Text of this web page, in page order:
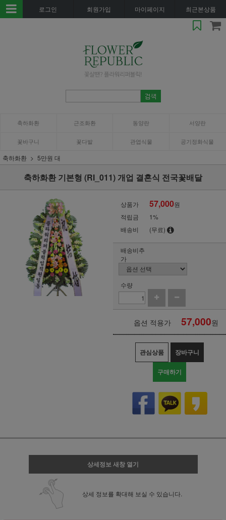
로그인 회원가입 마이페이지 최근본상품
축하화환 근조화환 동양란 서양란
꽃바구니 꽃다발 관엽식물 공기정화식물
축하화환 5만원 대
축하화환 기본형 (RI_011) 개업 결혼식 전국꽃배달
상품가 57,000원
적립금
1%
배송비
(무료)
배송비추
가
수량
옵션 적용가 57,000원
관심상품 장바구니
구매하기
상세정보 새창 열기
상세 정보를 확대해 보실 수 있습니다.